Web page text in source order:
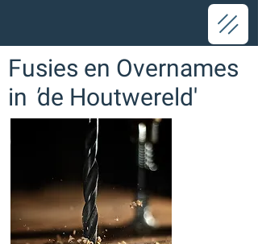
Fusies en Overnames
in de Houtwereld'